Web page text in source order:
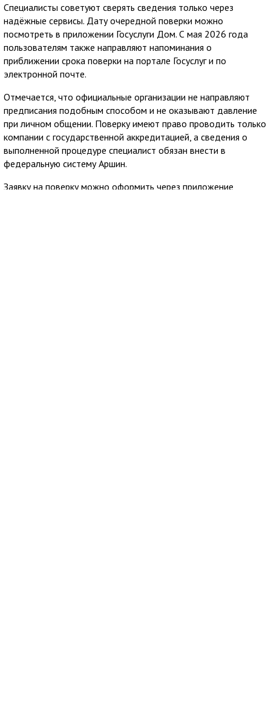
Специалисты советуют сверять сведения только через
надёжные сервисы. Дату очередной поверки можно
посмотреть в приложении Госуслуги Дом. С мая 2026 года
пользователям также направляют напоминания о
приближении срока поверки на портале Госуслуг и по
электронной почте.
Отмечается, что официальные организации не направляют
предписания подобным способом и не оказывают давление
при личном общении. Поверку имеют право проводить только
компании с государственной аккредитацией, а сведения о
выполненной процедуре специалист обязан внести в
федеральную систему Аршин.
Заявку на поверку можно оформить через приложение